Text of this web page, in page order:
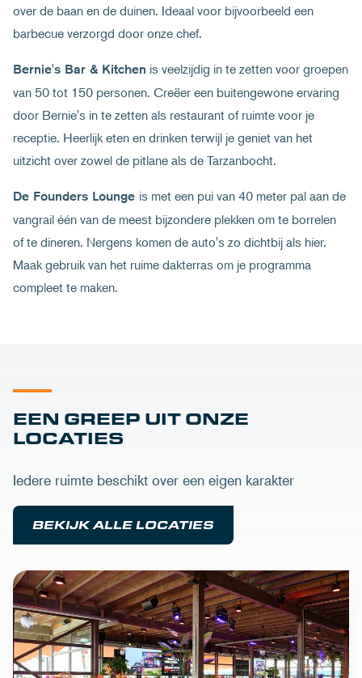
over de baan en de duinen. Ideaal voor bijvoorbeeld een
barbecue verzorgd door onze chef.
Bernie's Bar & Kitchen is veelzijdig in te zetten voor groepen
van 50 tot 150 personen. Creëer een buitengewone ervaring
door Bernie's in te zetten als restaurant of ruimte voor je
receptie. Heerlijk eten en drinken terwijl je geniet van het
uitzicht over zowel de pitlane als de Tarzanbocht.
De Founders Lounge is met een pui van 40 meter pal aan de
vangrail één van de meest bijzondere plekken om te borrelen
of te dineren. Nergens komen de auto's zo dichtbij als hier.
Maak gebruik van het ruime dakterras om je programma
compleet te maken.
EEN GREEP UIT ONZE
LOCATIES
Iedere ruimte beschikt over een eigen karakter
BEKIJK ALLE LOCATIES